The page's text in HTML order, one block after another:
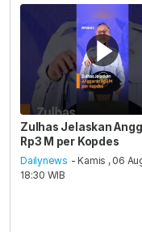
Zulhas Jelaskan
Rp3 M per Kopdes
Dailynews - Kamis , 06
18:30 WIB